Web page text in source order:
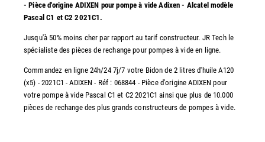
- Pièce d'origine ADIXEN pour pompe à vide Adixen - Alcatel modèle
Pascal C1 et C2 2021C1.
Jusqu'à 50% moins cher par rapport au tarif constructeur. JR Tech le
spécialiste des pièces de rechange pour pompes à vide en ligne.
Commandez en ligne 24h/24 7j/7 votre Bidon de 2 litres d'huile A120
(x5) - 2021C1 - ADIXEN - Réf : 068844 - Pièce d'origine ADIXEN pour
votre pompe à vide Pascal C1 et C2 2021C1 ainsi que plus de 10.000
pièces de rechange des plus grands constructeurs de pompes à vide.